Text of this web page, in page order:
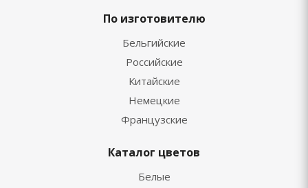
По изготовителю
Бельгийские
Российские
Китайские
Немецкие
Французские
Каталог цветов
Белые